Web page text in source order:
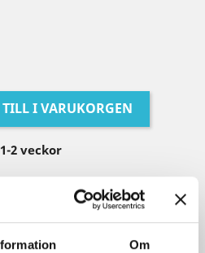
Om
I VARUKORGEN
2 veckor